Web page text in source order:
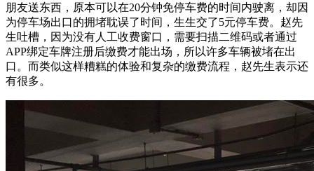
朋友送东西，原本可以在20分钟免停车费的时间内驶离，却因
为停车场出口的拥堵耽误了时间，生生交了5元停车费。赵先
生吐槽，因为没有人工收费窗口，需要扫描二维码或者通过
APP绑定车牌注册后缴费才能出场，所以许多车辆被堵在出
口。而类似这样糟糕的体验和复杂的缴费流程，赵先生表示还
有很多。